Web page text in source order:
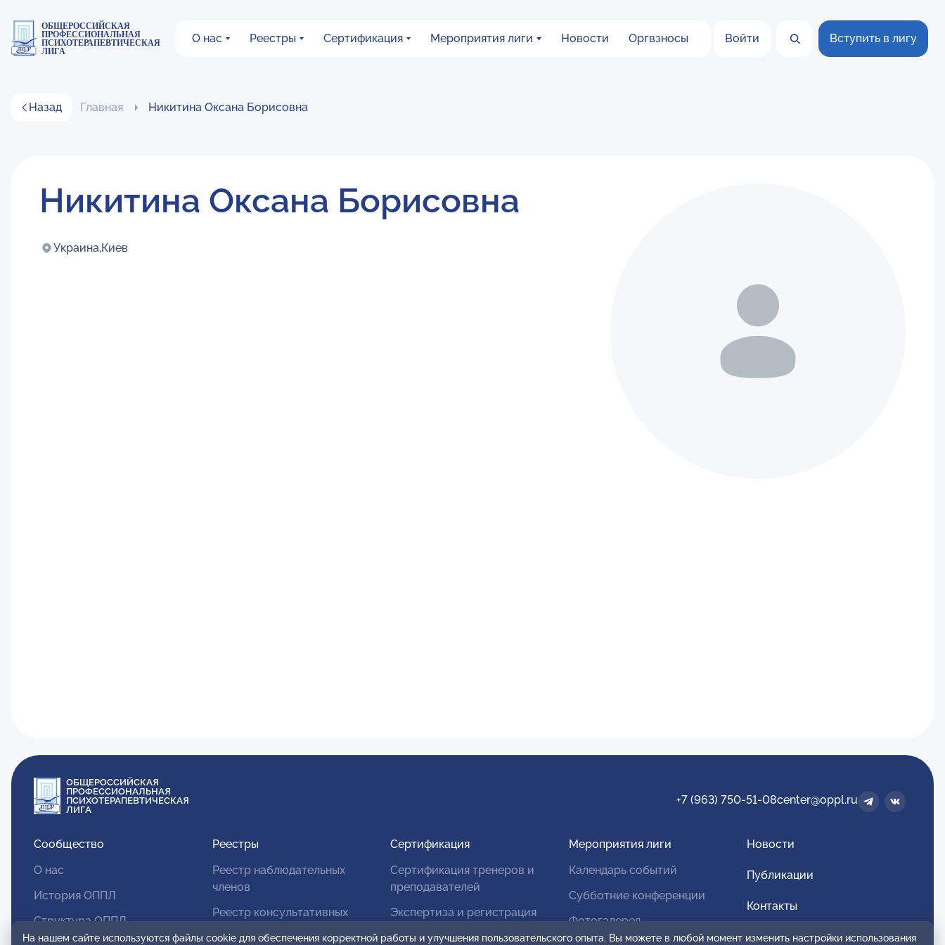
ОБЩЕРОССИЙСКАЯ
ПРОФЕССИОНАЛЬНАЯ
ПСИХОТЕРАПЕВТИЧЕСКАЯ
ЛИГА
О нас Реестры Сертификация Мероприятия лиги Новости Оргвзносы Войти Вступить в лигу
Назад Главная Никитина Оксана Борисовна
Никитина Оксана Борисовна
Украина,Киев
ОБЩЕРОССИЙСКАЯ
ПРОФЕССИОНАЛЬНАЯ
ПСИХОТЕРАПЕВТИЧЕСКАЯ
ЛИГА
+7 (963) 750-51-08center@oppl.ru
Сообщество
О нас
История ОППЛ
Структура ОППЛ
Реестры
Реестр наблюдательных
членов
Реестр консультативных
Сертификация
Сертификация тренеров и
преподавателей
Экспертиза и регистрация
Мероприятия лиги
Календарь событий
Субботние конференции
Фотогалерея
Новости
Публикации
Контакты
Для спонсоров и партнеров
На нашем сайте используются файлы cookie для обеспечения корректной работы и улучшения пользовательского опыта. Вы можете в любой момент изменить настройки использования